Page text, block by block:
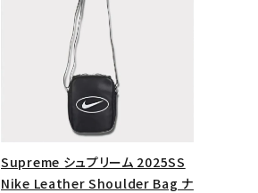
Supreme シュプリーム 2025SS
Nike Leather Shoulder Bag ナ